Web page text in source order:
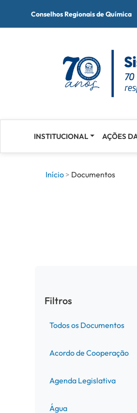
Conselhos Regionais de Química
INSTITUCIONAL AÇÕES
o
Início Documentos
Filtros
Todos os Documentos
Acordo de Cooperação
Agenda Legislativa
Água